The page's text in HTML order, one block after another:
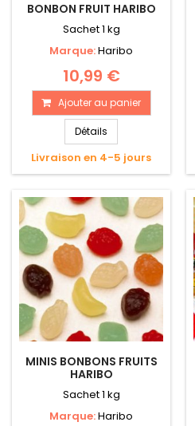
BONBON FRUIT HARIBO
Sachet 1 kg
Marque:Haribo
10,99 €
Ajouter au panier
Détails
Livraison en 4-5 jours
MINIS BONBONS FRUITS
HARIBO
Sachet 1 kg
Marque:Haribo